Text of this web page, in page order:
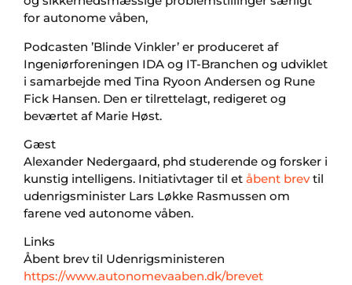
for autonome våben,
Podcasten ’Blinde Vinkler’ er produceret af
Ingeniørforeningen IDA og IT-Branchen og udviklet
i samarbejde med Tina Ryoon Andersen og Rune
Fick Hansen. Den er tilrettelagt, redigeret og
beværtet af Marie Høst.
Gæst
Alexander Nedergaard, phd studerende og forsker i
kunstig intelligens. Initiativtager til et åbent brevtil
udenrigsminister Lars Løkke Rasmussen om
farene ved autonome våben.
Links
Åbent brev til Udenrigsministeren
https://www.autonomevaaben.dk/brevet